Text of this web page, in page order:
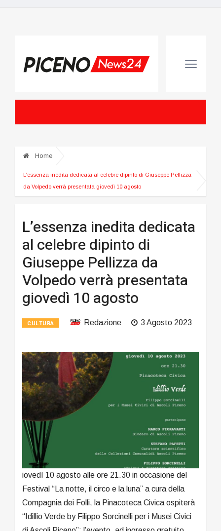
Home
L’essenza inedita dedicata al celebre dipinto di Giuseppe Pellizza
da Volpedo verrà presentata giovedì 10 agosto
L’essenza inedita dedicata
al celebre dipinto di
Giuseppe Pellizza da
Volpedo verrà presentata
giovedì 10 agosto
CULTURA Redazione 3 Agosto 2023
iovedì 10 agosto alle ore 21.30 in occasione del
Festival “La notte, il circo e la luna” a cura della
Compagnia dei Folli, la Pinacoteca Civica ospiterà
“Idillio Verde by Filippo Sorcinelli per i Musei Civici